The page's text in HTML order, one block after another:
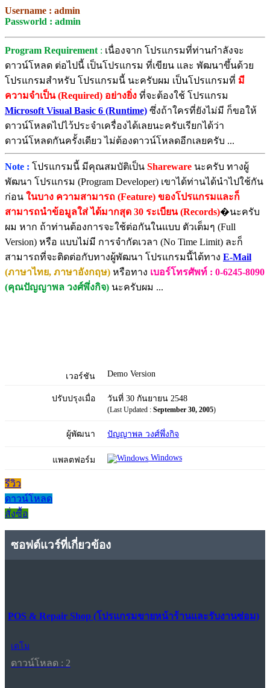
Username : admin
Passworld : admin
Program Requirement: เนื่องจาก โปรแกรมที่ท่านกำลังจะ
ดาวน์โหลด ต่อไปนี้ เป็นโปรแกรม ที่เขียน และ พัฒนาขึ้นด้วย
โปรแกรมสำหรับ โปรแกรมนี้ นะครับผม เป็นโปรแกรมที่ มี
ความจำเป็น (Required) อย่างยิ่ง ที่จะต้องใช้ โปรแกรม
Microsoft Visual Basic 6 (Runtime) ซึ่งถ้าใครที่ยังไม่มี ก็ขอให้
ดาวน์โหลดไปไว้ประจำเครื่องได้เลยนะครับเรียกได้ว่า
ดาวน์โหลดกันครั้งเดียว ไม่ต้องดาวน์โหลดอีกเลยครับ ...
Note : โปรแกรมนี้ มีคุณสมบัติเป็น Shareware นะครับ ทางผู้
พัฒนา โปรแกรม (Program Developer) เขาได้ท่านได้นำไปใช้กัน
ก่อน ในบาง ความสามารถ (Feature) ของโปรแกรมและก็
สามารถนำข้อมูลใส่ ได้มากสุด 30 ระเบียน (Records)�นะครับ
ผม หาก ถ้าท่านต้องการจะใช้ต่อกันในแบบ ตัวเต็มๆ (Full
Version) หรือ แบบไม่มี การจำกัดเวลา (No Time Limit) ละก็
สามารถที่จะติดต่อกับทางผู้พัฒนา โปรแกรมนี้ได้ทาง E-Mail
(ภาษาไทย, ภาษาอังกฤษ) หรือทาง เบอร์โทรศัพท์ : 0-6245-8090
(คุณปัญญาพล วงศ์พึ่งกิจ) นะครับผม ...
เวอร์ชัน Demo Version
ปรับปรุงเมื่อ วันที่ 30 กันยายน 2548
(Last Updated : September 30, 2005)
ผู้พัฒนา ปัญญาพล วงศ์พึ่งกิจ
แพลตฟอร์ม Windows
รีวิว
ดาวน์โหลด
สั่งซื้อ
ซอฟต์แวร์ที่เกี่ยวข้อง
POS & Repair Shop (โปรแกรมขายหน้าร้านและรับงานซ่อม)
เดโม
ดาวน์โหลด : 2